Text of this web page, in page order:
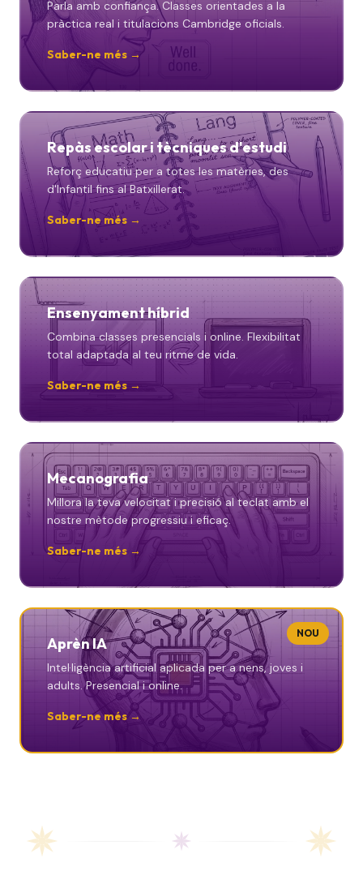
Parla amb confiança. Classes orientades a la
pràctica real i titulacions Cambridge oficials.
Saber-ne més →
Repàs escolar i tècniques d'estudi
Reforç educatiu per a totes les matèries, des
d'Infantil fins al Batxillerat.
Saber-ne més →
Ensenyament híbrid
Combina classes presencials i online. Flexibilitat
total adaptada al teu ritme de vida.
Saber-ne més →
Mecanografia
Millora la teva velocitat i precisió al teclat amb el
nostre mètode progressiu i eficaç.
Saber-ne més →
NOU
Aprèn IA
Intel·ligència artificial aplicada per a nens, joves i
adults. Presencial i online.
Saber-ne més →